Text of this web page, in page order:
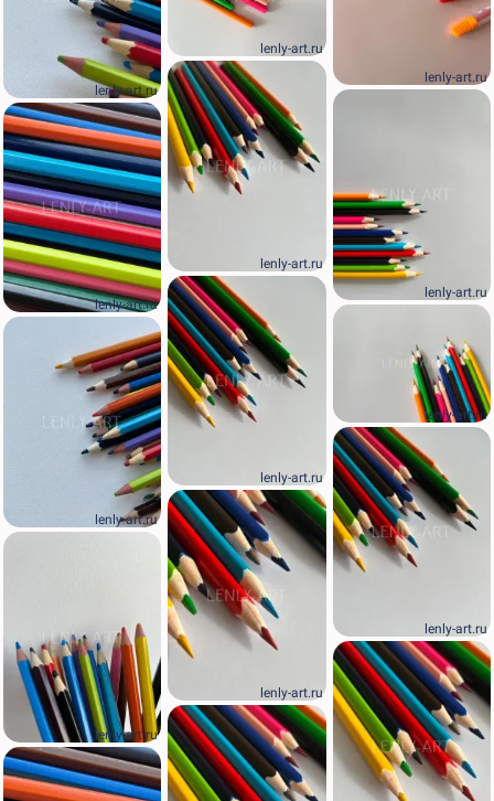
lenly-art.ru
lenly-art.ru
lenly-art.ru
lenly-art.ru
lenly-art.ru
lenly-art.ru
lenly-art.ru
lenly-art.ru
lenly-art.ru
lenly-art.ru
lenly-art.ru
lenly-art.ru